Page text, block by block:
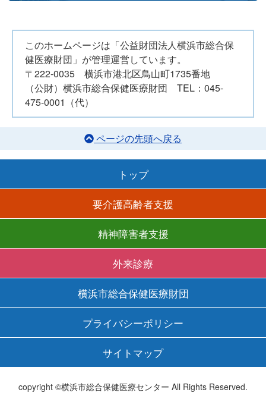
このホームページは「公益財団法人横浜市総合保
健医療財団」が管理運営しています。
〒222-0035 横浜市港北区鳥山町1735番地
（公財）横浜市総合保健医療財団 TEL：045-
475-0001（代）
ページの先頭へ戻る
トップ
要介護高齢者支援
精神障害者支援
外来診療
横浜市総合保健医療財団
プライバシーポリシー
サイトマップ
copyright ©横浜市総合保健医療センター All Rights Reserved.